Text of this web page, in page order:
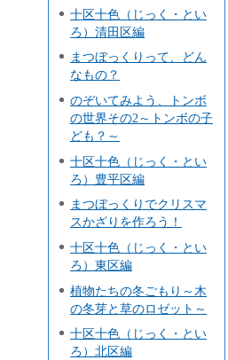
十区十色（じっく・とい
ろ）清田区編
まつぼっくりって、どん
なもの？
のぞいてみよう、トンボ
の世界その2～トンボの子
ども？～
十区十色（じっく・とい
ろ）豊平区編
まつぼっくりでクリスマ
スかざりを作ろう！
十区十色（じっく・とい
ろ）東区編
植物たちの冬ごもり～木
の冬芽と草のロゼット～
十区十色（じっく・とい
ろ）北区編